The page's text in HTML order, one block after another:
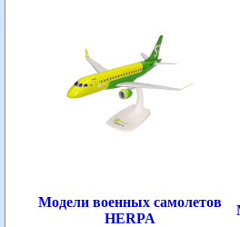
Модели военных самолетов
HERPA